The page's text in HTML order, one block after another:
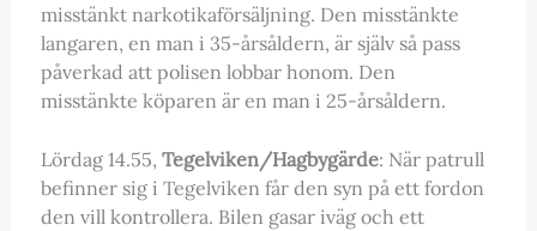
misstänkt narkotikaförsäljning. Den misstänkte
langaren, en man i 35-årsåldern, är själv så pass
påverkad att polisen lobbar honom. Den
misstänkte köparen är en man i 25-årsåldern.
Lördag 14.55, Tegelviken/Hagbygärde: När patrull
befinner sig i Tegelviken får den syn på ett fordon
den vill kontrollera. Bilen gasar iväg och ett